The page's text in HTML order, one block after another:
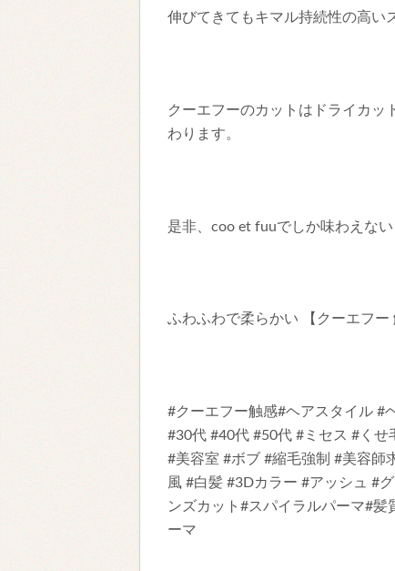
伸びてきてもキマル持続性の高い
クーエフーのカットはドライカッ
わります。
是非、coo et fuuでしか味わえない
ふわふわで柔らかい 【クーエフ
#クーエフー触感#ヘアスタイル #
#30代 #40代 #50代 #ミセス #くせ
#美容室 #ボブ #縮毛強制 #美容師
風 #白髪 #3Dカラー #アッシュ #
ンズカット#スパイラルパーマ#
ーマ